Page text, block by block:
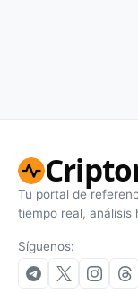
Tu portal de
tiempo real, análisis
Síguenos: